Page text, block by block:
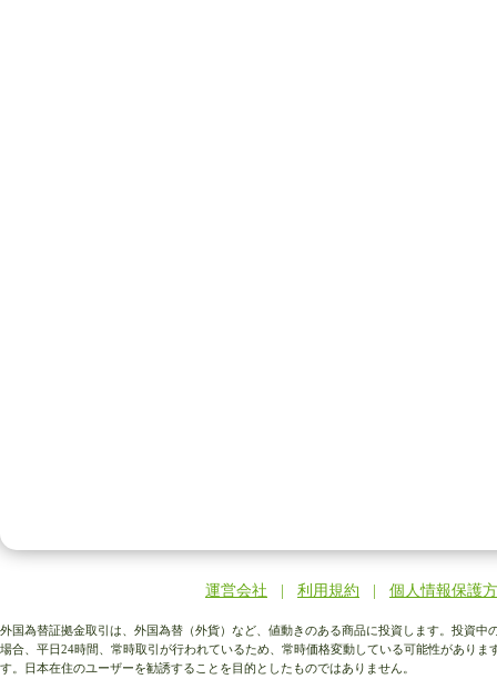
運営会社 利用規約 個人情報保護
外国為替証拠金取引は、外国為替（外貨）など、値動きのある商品に投資します。投資
場合、平日24時間、常時取引が行われているため、常時価格変動している可能性があり
す。日本在住のユーザーを勧誘することを目的としたものではありません。